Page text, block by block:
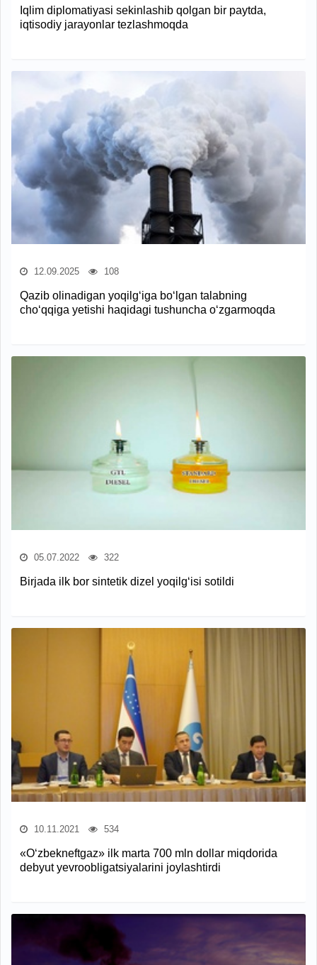
Iqlim diplomatiyasi sekinlashib qolgan bir paytda,
iqtisodiy jarayonlar tezlashmoqda
12.09.2025 108
Qazib olinadigan yoqilg‘iga bo‘lgan talabning
cho‘qqiga yetishi haqidagi tushuncha o‘zgarmoqda
05.07.2022 322
Birjada ilk bor sintetik dizel yoqilg‘isi sotildi
10.11.2021 534
«O‘zbekneftgaz» ilk marta 700 mln dollar miqdorida
debyut yevroobligatsiyalarini joylashtirdi